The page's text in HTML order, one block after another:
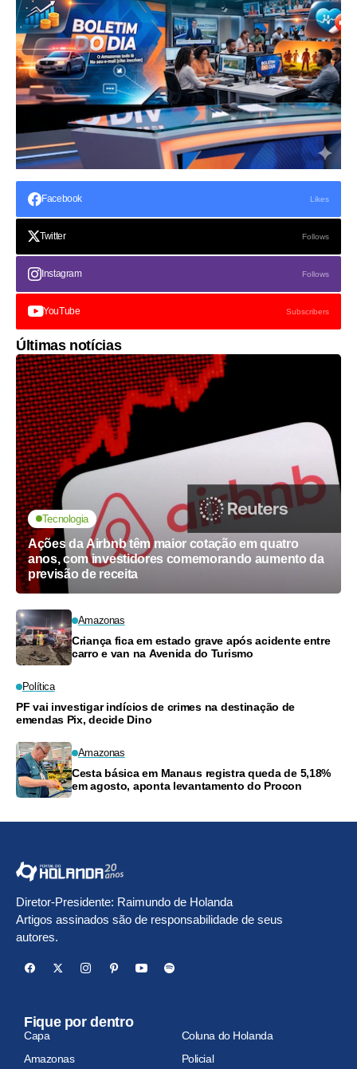
Facebook Likes
Twitter Follows
Instagram Follows
YouTube Subscribers
Últimas notícias
Tecnologia
Ações da Airbnb têm maior cotação em quatro
anos, com investidores comemorando aumento da
previsão de receita
Amazonas
Criança fica em estado grave após acidente entre
carro e van na Avenida do Turismo
Política
PF vai investigar indícios de crimes na destinação de
emendas Pix, decide Dino
Amazonas
Cesta básica em Manaus registra queda de 5,18%
em agosto, aponta levantamento do Procon
Diretor-Presidente: Raimundo de Holanda
Artigos assinados são de responsabilidade de seus
autores.
Fique por dentro
Capa
Coluna do Holanda
Amazonas
Policial